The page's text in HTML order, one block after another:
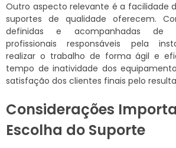
Outro aspecto relevante é a facilidade
suportes de qualidade oferecem.
definidas e acompanhadas de
profissionais responsáveis pela
realizar o trabalho de forma ágil e
tempo de inatividade dos
satisfação dos clientes finais pelo
Considerações
Escolha do Suporte